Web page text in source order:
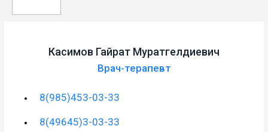
Касимов Гайрат Муратгелдиевич
Врач-терапевт
8(985)453-03-33
8(49645)3-03-33